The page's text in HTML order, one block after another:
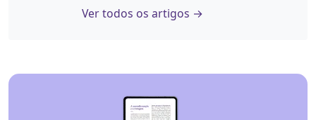
Ver todos os artigos →